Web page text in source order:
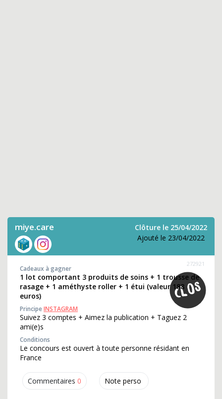
miye.care
Clôture le 25/04/2022
Ajouté le 23/04/2022
Commentaires 0 Note perso
272921
Cadeaux à gagner
1 lot comportant 3 produits de soins + 1 trousse de
rasage + 1 améthyste roller + 1 étui (valeur 188
euros)
PrincipeINSTAGRAM
Suivez 3 comptes + Aimez la publication + Taguez 2
ami(e)s
Conditions
Le concours est ouvert à toute personne résidant en
France